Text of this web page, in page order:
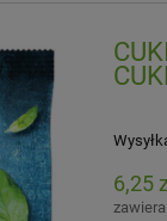
6,25